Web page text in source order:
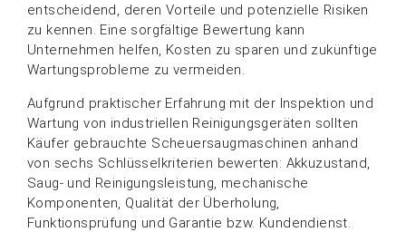
entscheidend, deren Vorteile und potenzielle Risiken
zu kennen. Eine sorgfältige Bewertung kann
Unternehmen helfen, Kosten zu sparen und zukünftige
Wartungsprobleme zu vermeiden.
Aufgrund praktischer Erfahrung mit der Inspektion und
Wartung von industriellen Reinigungsgeräten sollten
Käufer gebrauchte Scheuersaugmaschinen anhand
von sechs Schlüsselkriterien bewerten: Akkuzustand,
Saug- und Reinigungsleistung, mechanische
Komponenten, Qualität der Überholung,
Funktionsprüfung und Garantie bzw. Kundendienst.